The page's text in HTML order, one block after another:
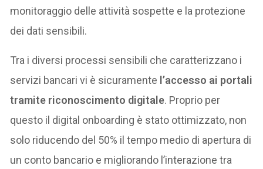
monitoraggio delle attività sospette e la protezione
dei dati sensibili.
Tra i diversi processi sensibili che caratterizzano i
servizi bancari vi è sicuramente l’accesso ai portali
tramite riconoscimento digitale. Proprio per
questo il digital onboarding è stato ottimizzato, non
solo riducendo del 50% il tempo medio di apertura di
un conto bancario e migliorando l’interazione tra